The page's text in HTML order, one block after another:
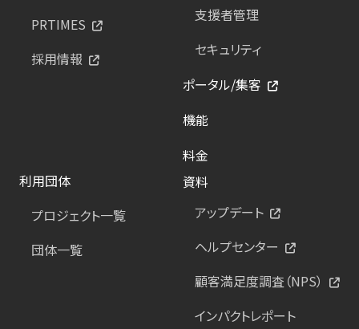
PRTIMES
採用情報
支援者管理
セキュリティ
ポータル/集客
機能
料金
利用団体
プロジェクト一覧
団体一覧
資料
アップデート
ヘルプセンター
顧客満足度調査（NPS）
インパクトレポート